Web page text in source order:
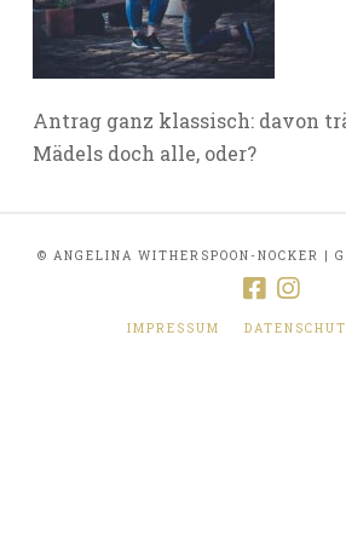
Antrag ganz klassisch: davon
Mädels doch alle, oder?
© ANGELINA WITHERSPOON-NOCKER |
IMPRESSUM